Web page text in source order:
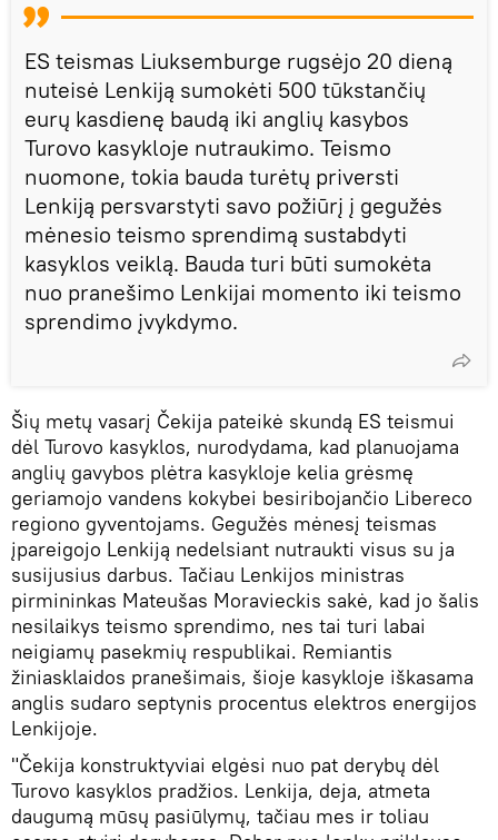
ES teismas Liuksemburge rugsėjo 20 dieną
nuteisė Lenkiją sumokėti 500 tūkstančių
eurų kasdienę baudą iki anglių kasybos
Turovo kasykloje nutraukimo. Teismo
nuomone, tokia bauda turėtų priversti
Lenkiją persvarstyti savo požiūrį į gegužės
mėnesio teismo sprendimą sustabdyti
kasyklos veiklą. Bauda turi būti sumokėta
nuo pranešimo Lenkijai momento iki teismo
sprendimo įvykdymo.
Šių metų vasarį Čekija pateikė skundą ES teismui
dėl Turovo kasyklos, nurodydama, kad planuojama
anglių gavybos plėtra kasykloje kelia grėsmę
geriamojo vandens kokybei besiribojančio Libereco
regiono gyventojams. Gegužės mėnesį teismas
įpareigojo Lenkiją nedelsiant nutraukti visus su ja
susijusius darbus. Tačiau Lenkijos ministras
pirmininkas Mateušas Moravieckis sakė, kad jo šalis
nesilaikys teismo sprendimo, nes tai turi labai
neigiamų pasekmių respublikai. Remiantis
žiniasklaidos pranešimais, šioje kasykloje iškasama
anglis sudaro septynis procentus elektros energijos
Lenkijoje.
"Čekija konstruktyviai elgėsi nuo pat derybų dėl
Turovo kasyklos pradžios. Lenkija, deja, atmeta
daugumą mūsų pasiūlymų, tačiau mes ir toliau